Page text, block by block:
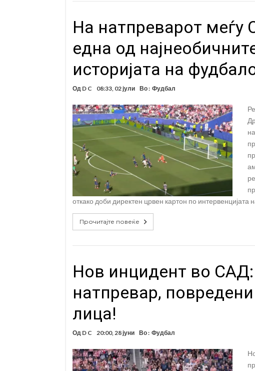
На натпреварот меѓу
една од
историјата на
Од D C 08:33, 02 јули Во : Фудбал
откако доби директен црвен картон по
Прочитајте повеќе
Нов инцидент во
натпревар,
лица!
Од D C 20:00, 28 јуни Во : Фудбал